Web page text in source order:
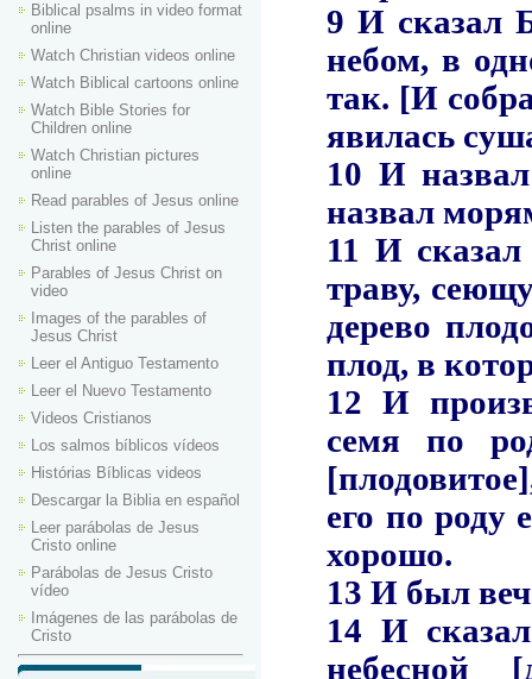
Biblical psalms in video format
online
Watch Christian videos online
Watch Biblical cartoons online
Watch Bible Stories for
Children online
Watch Christian pictures
online
Read parables of Jesus online
Listen the parables of Jesus
Christ online
Parables of Jesus Christ on
video
Images of the parables of
Jesus Christ
Leer el Antiguo Testamento
Leer el Nuevo Testamento
Videos Cristianos
Los salmos bíblicos vídeos
Histórias Bíblicas videos
Descargar la Biblia en español
Leer parábolas de Jesus
Cristo online
Parábolas de Jesus Cristo
vídeo
Imágenes de las parábolas de
Cristo